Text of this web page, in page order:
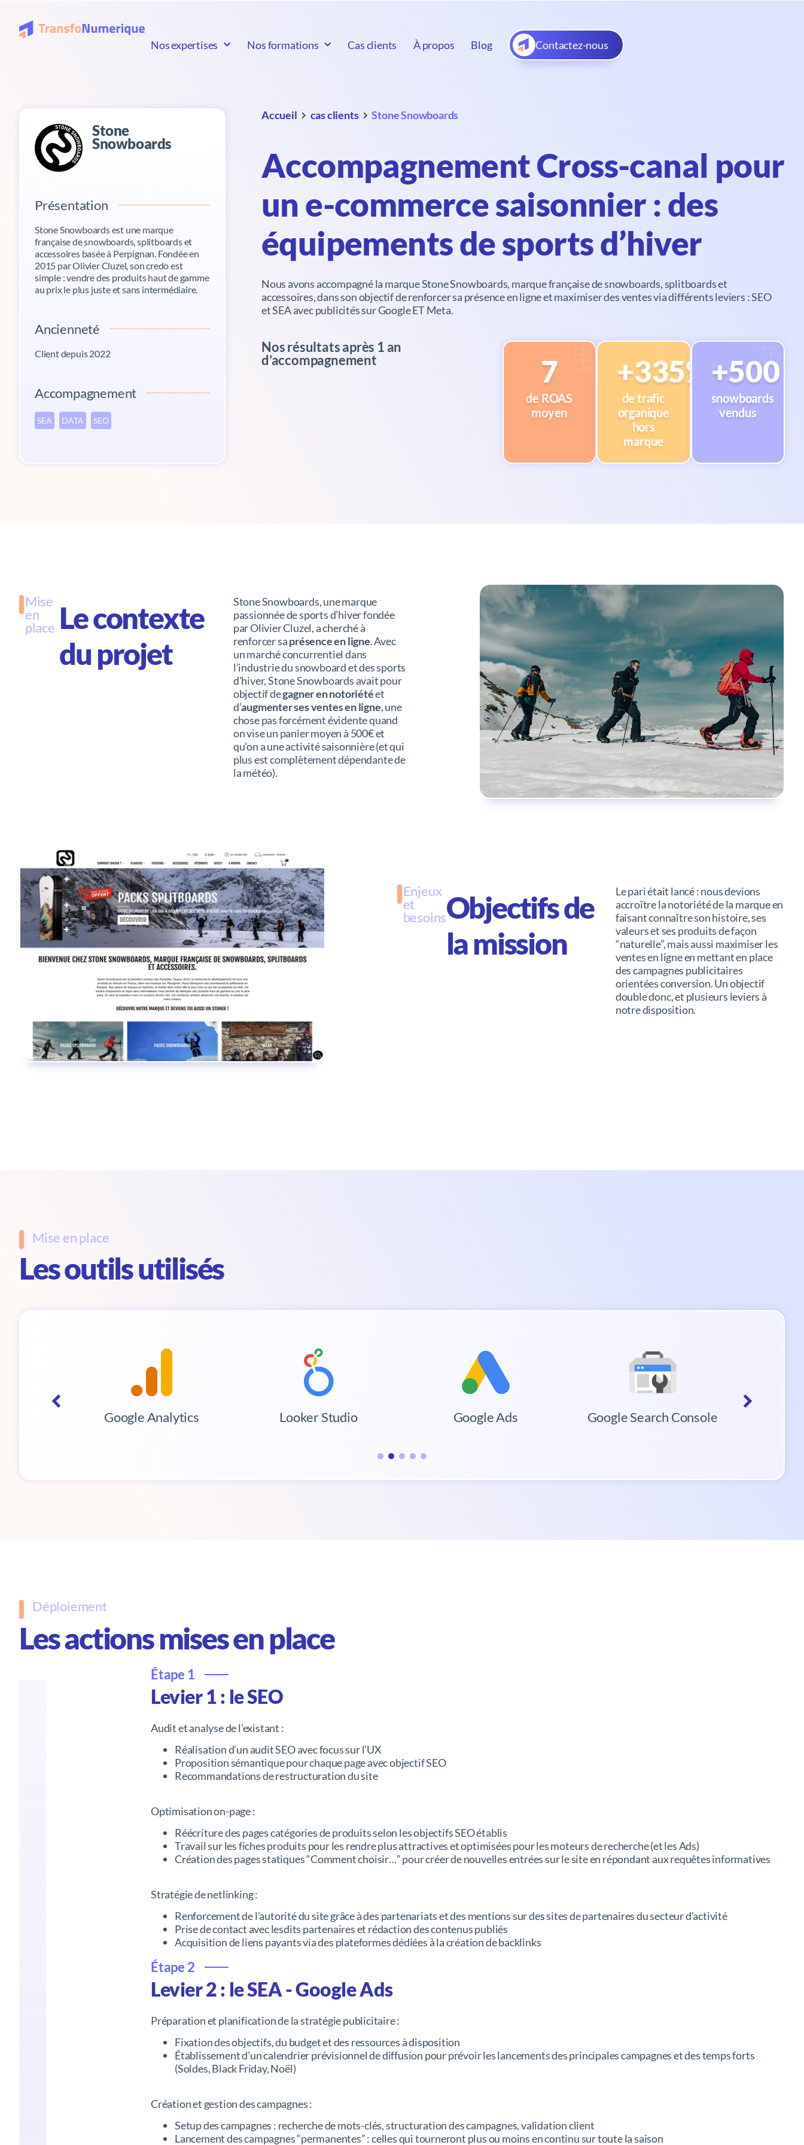
Nos expertises Nos formations Cas clients À propos Blog Contactez-nous
Stone
Snowboards
Présentation
Stone Snowboards est une marque
française de snowboards, splitboards et
accessoires basée à Perpignan. Fondée en
2015 par Olivier Cluzel, son credo est
simple : vendre des produits haut de gamme
au prix le plus juste et sans intermédiaire.
Ancienneté
Client depuis 2022
Accompagnement
SEA DATA SEO
Accueil cas clients Stone Snowboards
Accompagnement Cross-canal pour
un e-commerce saisonnier : des
équipements de sports d’hiver
Nous avons accompagné la marque Stone Snowboards, marque française de snowboards, splitboards et
accessoires, dans son objectif de renforcer sa présence en ligne et maximiser des ventes via différents leviers : SEO
et SEA avec publicités sur Google ET Meta.
Nos résultats après 1 an
d’accompagnement
7
de ROAS
moyen
+335%
de trafic
organique
hors
marque
+500
snowboards
vendus
Mise
en
place Le contexte
du projet
Stone Snowboards, une marque
passionnée de sports d’hiver fondée
par Olivier Cluzel, a cherché à
renforcer saprésence en ligne. Avec
un marché concurrentiel dans
l’industrie du snowboard et des sports
d’hiver, Stone Snowboards avait pour
objectif degagner en notoriétéet
d’augmenter ses ventes en ligne, une
chose pas forcément évidente quand
on vise un panier moyen à 500€ et
qu’on a une activité saisonnière (et qui
plus est complètement dépendante de
la météo).
Enjeux
et
besoinsObjectifs de
la mission
Le pari était lancé : nous devions
accroître la notoriété de la marque en
faisant connaître son histoire, ses
valeurs et ses produits de façon
“naturelle”, mais aussi maximiser les
ventes en ligne en mettant en place
des campagnes publicitaires
orientées conversion. Un objectif
double donc, et plusieurs leviers à
notre disposition.
Mise en place
Les outils utilisés
Google Analytics Looker Studio Google Ads Google Search Console
Déploiement
Les actions mises en place
Étape 1
Levier 1 : le SEO
Audit et analyse de l’existant :
Réalisation d’un audit SEO avec focus sur l’UX
Proposition sémantique pour chaque page avec objectif SEO
Recommandations de restructuration du site
Optimisation on-page :
Réécriture des pages catégories de produits selon les objectifs SEO établis
Travail sur les fiches produits pour les rendre plus attractives et optimisées pour les moteurs de recherche (et les Ads)
Création des pages statiques “Comment choisir…” pour créer de nouvelles entrées sur le site en répondant aux requêtes informatives
Stratégie de netlinking :
Renforcement de l’autorité du site grâce à des partenariats et des mentions sur des sites de partenaires du secteur d’activité
Prise de contact avec lesdits partenaires et rédaction des contenus publiés
Acquisition de liens payants via des plateformes dédiées à la création de backlinks
Étape 2
Levier 2 : le SEA - Google Ads
Préparation et planification de la stratégie publicitaire :
Fixation des objectifs, du budget et des ressources à disposition
Établissement d’un calendrier prévisionnel de diffusion pour prévoir les lancements des principales campagnes et des temps forts
(Soldes, Black Friday, Noël)
Création et gestion des campagnes :
Setup des campagnes : recherche de mots-clés, structuration des campagnes, validation client
Lancement des campagnes “permanentes” : celles qui tourneront plus ou moins en continu sur toute la saison